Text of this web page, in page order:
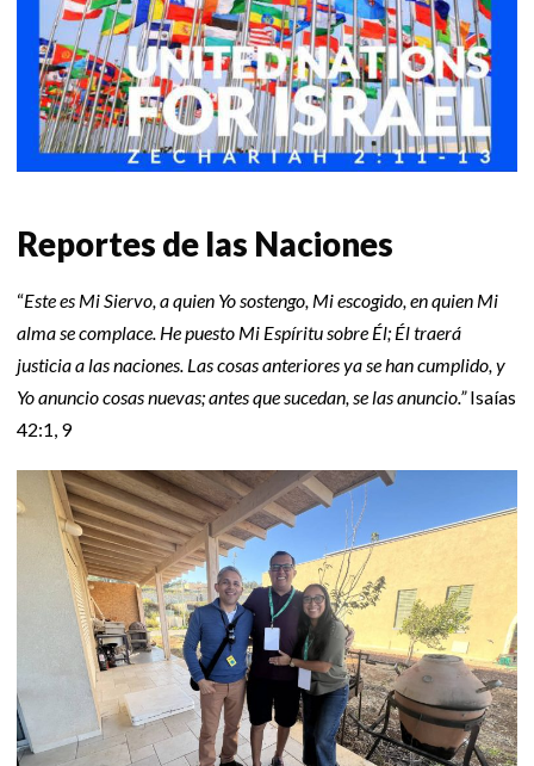
Reportes de las Naciones
“Este es Mi Siervo, a quien Yo sostengo, Mi escogido, en quien Mi
alma se complace. He puesto Mi Espíritu sobre Él; Él traerá
justicia a las naciones. Las cosas anteriores ya se han cumplido, y
Yo anuncio cosas nuevas; antes que sucedan, se las anuncio.”Isaías
42:1, 9